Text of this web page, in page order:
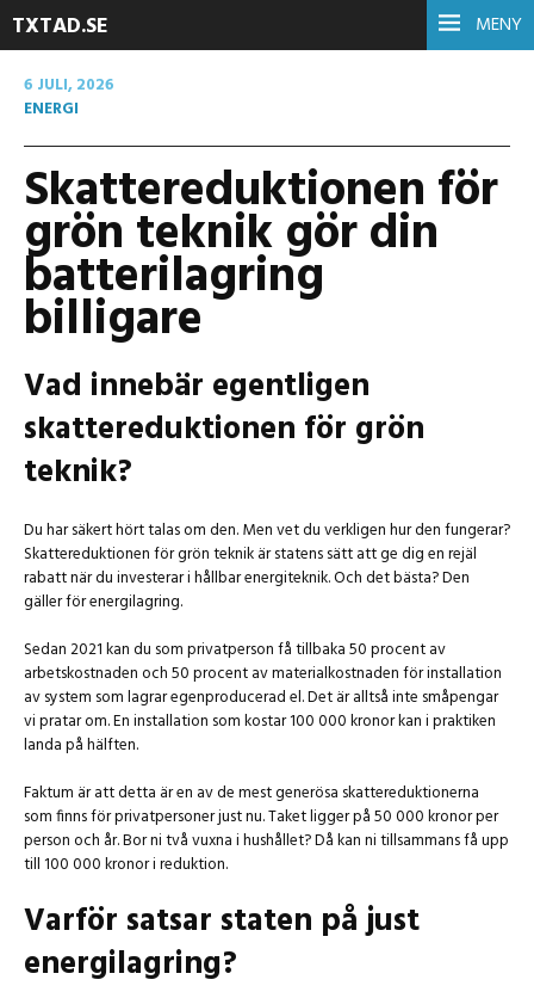
MENY
TXTAD.SE
6 JULI, 2026
ENERGI
Skattereduktionen för
grön teknik gör din
batterilagring
billigare
Vad innebär egentligen
skattereduktionen för grön
teknik?
Du har säkert hört talas om den. Men vet du verkligen hur den fungerar?
Skattereduktionen för grön teknik är statens sätt att ge dig en rejäl
rabatt när du investerar i hållbar energiteknik. Och det bästa? Den
gäller för energilagring.
Sedan 2021 kan du som privatperson få tillbaka 50 procent av
arbetskostnaden och 50 procent av materialkostnaden för installation
av system som lagrar egenproducerad el. Det är alltså inte småpengar
vi pratar om. En installation som kostar 100 000 kronor kan i praktiken
landa på hälften.
Faktum är att detta är en av de mest generösa skattereduktionerna
som finns för privatpersoner just nu. Taket ligger på 50 000 kronor per
person och år. Bor ni två vuxna i hushållet? Då kan ni tillsammans få upp
till 100 000 kronor i reduktion.
Varför satsar staten på just
energilagring?